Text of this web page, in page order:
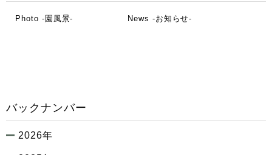
Photo -園風景- News -お知らせ-
バックナンバー
2026年